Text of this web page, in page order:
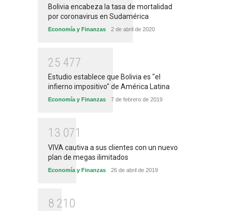
Bolivia encabeza la tasa de mortalidad
por coronavirus en Sudamérica
Economía y Finanzas 2 de abril de 2020
25 477
Estudio establece que Bolivia es "el
infierno impositivo" de América Latina
Economía y Finanzas 7 de febrero de 2019
1 3 071
VIVA cautiva a sus clientes con un nuevo
plan de megas ilimitados
Economía y Finanzas 26 de abril de 2019
8 21 0